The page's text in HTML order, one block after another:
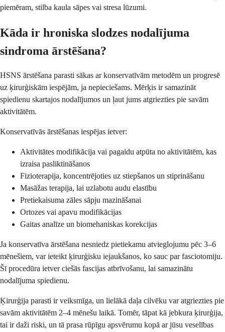
piemēram, stilba kaula sāpes vai stresa lūzumi.
Kāda ir hroniska slodzes nodalījuma
sindroma ārstēšana?
HSNS ārstēšana parasti sākas ar konservatīvām metodēm un progresē
uz ķirurģiskām iespējām, ja nepieciešams. Mērķis ir samazināt
spiedienu skartajos nodalījumos un ļaut jums atgriezties pie savām
aktivitātēm.
Konservatīvās ārstēšanas iespējas ietver:
Aktivitātes modifikācija vai pagaidu atpūta no aktivitātēm, kas
izraisa pasliktināšanos
Fizioterapija, koncentrējoties uz stiepšanos un stiprināšanu
Masāžas terapija, lai uzlabotu audu elastību
Pretiekaisuma zāles sāpju mazināšanai
Ortozes vai apavu modifikācijas
Gaitas analīze un biomehaniskas korekcijas
Ja konservatīva ārstēšana nesniedz pietiekamu atvieglojumu pēc 3–6
mēnešiem, var ieteikt ķirurģisku iejaukšanos, ko sauc par fasciotomiju.
Šī procedūra ietver ciešās fascijas atbrīvošanu, lai samazinātu
nodalījuma spiedienu.
Ķirurģija parasti ir veiksmīga, un lielākā daļa cilvēku var atgriezties pie
savām aktivitātēm 2–4 mēnešu laikā. Tomēr, tāpat kā jebkura ķirurģija,
tai ir daži riski, un tā prasa rūpīgu apsvērumu kopā ar jūsu veselības